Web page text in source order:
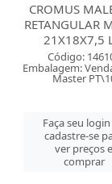
CROMUS
RETANGULAR
21X18X7,5
Código:
Embalagem:
Master
Faça seu
cadastre-se
ver preços e
comprar